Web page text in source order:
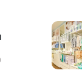
20 تیر 1405